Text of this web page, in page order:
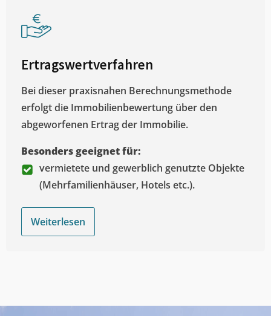
Ertragswertverfahren
Bei dieser praxisnahen Berechnungsmethode
erfolgt die Immobilienbewertung über den
abgeworfenen Ertrag der Immobilie.
Besonders geeignet für:
vermietete und gewerblich genutzte Objekte
(Mehrfamilienhäuser, Hotels etc.).
Weiterlesen